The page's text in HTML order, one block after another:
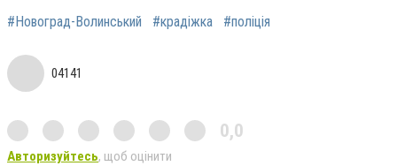
#Новоград-Волинський #крадіжка #поліція
04141
0,0
Авторизуйтесь, щоб оцінити